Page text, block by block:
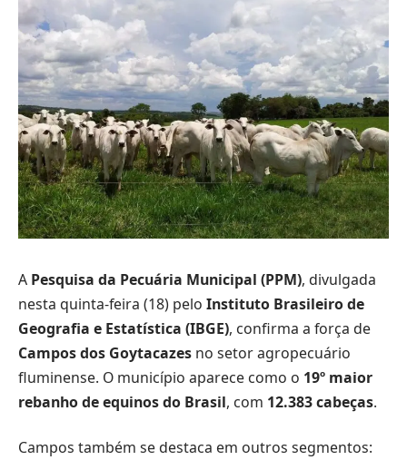
A Pesquisa da Pecuária Municipal (PPM), divulgada
nesta quinta-feira (18) pelo Instituto Brasileiro de
Geografia e Estatística (IBGE), confirma a força de
Campos dos Goytacazes no setor agropecuário
fluminense. O município aparece como o 19º maior
rebanho de equinos do Brasil, com 12.383 cabeças.
Campos também se destaca em outros segmentos: